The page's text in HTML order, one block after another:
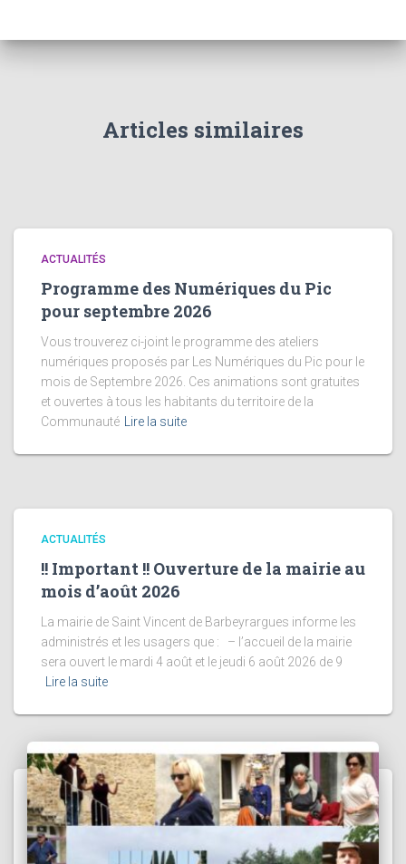
Articles similaires
ACTUALITÉS
Programme des Numériques du Pic
pour septembre 2026
Vous trouverez ci-joint le programme des ateliers
numériques proposés par Les Numériques du Pic pour le
mois de Septembre 2026. Ces animations sont gratuites
et ouvertes à tous les habitants du territoire de la
Communauté Lire la suite
ACTUALITÉS
!! Important !! Ouverture de la mairie au
mois d’août 2026
La mairie de Saint Vincent de Barbeyrargues informe les
administrés et les usagers que : – l’accueil de la mairie
sera ouvert le mardi 4 août et le jeudi 6 août 2026 de 9
Lire la suite